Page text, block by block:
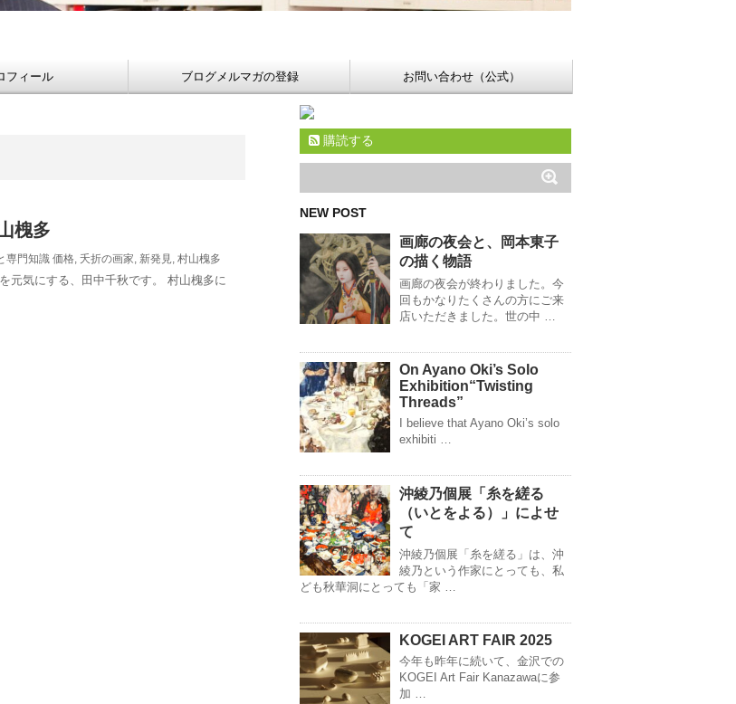
フィール ブログメルマガの登録 お問い合わせ（公式）
槐多
専門知識 価格, 夭折の画家, 新発見, 村山槐多
元気にする、田中千秋です。 村山槐多に
購読する
NEW POST
画廊の夜会と、岡本東子
の描く物語
画廊の夜会が終わりました。今
回もかなりたくさんの方にご来
店いただきました。世の中 …
On Ayano Oki’s Solo
Exhibition“Twisting
Threads”
I believe that Ayano Oki’s solo
exhibiti …
沖綾乃個展「糸を縒る
（いとをよる）」によせ
て
沖綾乃個展「糸を縒る」は、沖
綾乃という作家にとっても、私
ども秋華洞にとっても「家 …
KOGEI ART FAIR 2025
今年も昨年に続いて、金沢での
KOGEI Art Fair Kanazawaに参
加 …